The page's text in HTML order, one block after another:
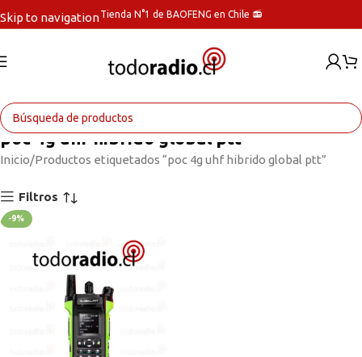
Skip to navigationTienda N°1 de BAOFENG en Chile 📻
poc 4g uhf hibrido global ptt
Inicio Productos etiquetados “poc 4g uhf hibrido global ptt”
Filtros
-9%